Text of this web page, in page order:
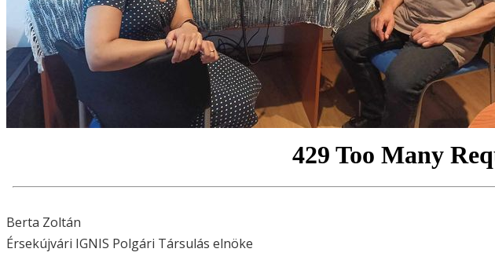
Berta Zoltán
Érsekújvári IGNIS Polgári Társulás elnöke